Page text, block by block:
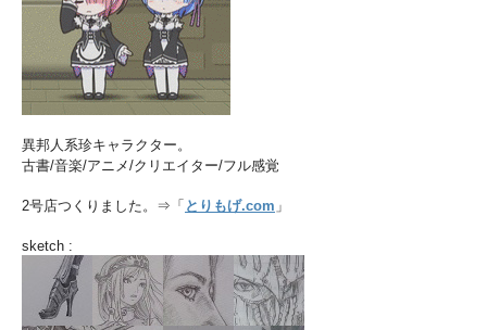
異邦人系珍キャラクター。
古書/音楽/アニメ/クリエイター/フル感覚
2号店つくりました。⇒「 とりもげ.com 」
sketch :